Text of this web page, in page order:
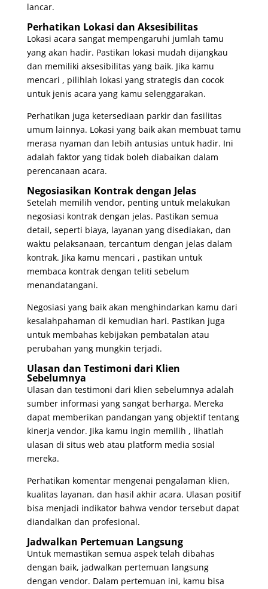
lancar.
Perhatikan Lokasi dan Aksesibilitas
Lokasi acara sangat mempengaruhi jumlah tamu
yang akan hadir. Pastikan lokasi mudah dijangkau
dan memiliki aksesibilitas yang baik. Jika kamu
mencari , pilihlah lokasi yang strategis dan cocok
untuk jenis acara yang kamu selenggarakan.
Perhatikan juga ketersediaan parkir dan fasilitas
umum lainnya. Lokasi yang baik akan membuat tamu
merasa nyaman dan lebih antusias untuk hadir. Ini
adalah faktor yang tidak boleh diabaikan dalam
perencanaan acara.
Negosiasikan Kontrak dengan Jelas
Setelah memilih vendor, penting untuk melakukan
negosiasi kontrak dengan jelas. Pastikan semua
detail, seperti biaya, layanan yang disediakan, dan
waktu pelaksanaan, tercantum dengan jelas dalam
kontrak. Jika kamu mencari , pastikan untuk
membaca kontrak dengan teliti sebelum
menandatangani.
Negosiasi yang baik akan menghindarkan kamu dari
kesalahpahaman di kemudian hari. Pastikan juga
untuk membahas kebijakan pembatalan atau
perubahan yang mungkin terjadi.
Ulasan dan Testimoni dari Klien
Sebelumnya
Ulasan dan testimoni dari klien sebelumnya adalah
sumber informasi yang sangat berharga. Mereka
dapat memberikan pandangan yang objektif tentang
kinerja vendor. Jika kamu ingin memilih , lihatlah
ulasan di situs web atau platform media sosial
mereka.
Perhatikan komentar mengenai pengalaman klien,
kualitas layanan, dan hasil akhir acara. Ulasan positif
bisa menjadi indikator bahwa vendor tersebut dapat
diandalkan dan profesional.
Jadwalkan Pertemuan Langsung
Untuk memastikan semua aspek telah dibahas
dengan baik, jadwalkan pertemuan langsung
dengan vendor. Dalam pertemuan ini, kamu bisa